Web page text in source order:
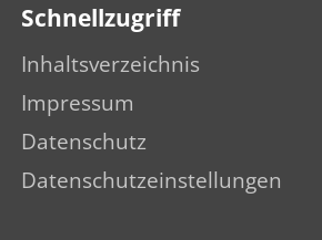
Schnellzugriff
Inhaltsverzeichnis
Impressum
Datenschutz
Datenschutzeinstellungen